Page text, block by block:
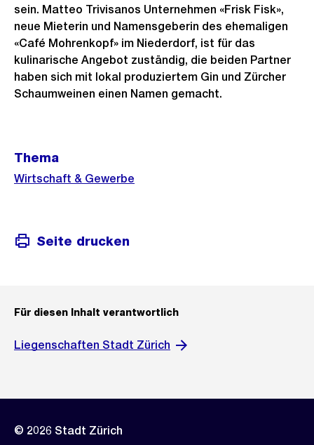
sein. Matteo Trivisanos Unternehmen «Frisk Fisk»,
neue Mieterin und Namensgeberin des ehemaligen
«Café Mohrenkopf» im Niederdorf, ist für das
kulinarische Angebot zuständig, die beiden Partner
haben sich mit lokal produziertem Gin und Zürcher
Schaumweinen einen Namen gemacht.
Informationen
Thema
Wirtschaft & Gewerbe
Seite drucken
Für diesen Inhalt verantwortlich
Liegenschaften Stadt Zürich
© 2026 Stadt Zürich